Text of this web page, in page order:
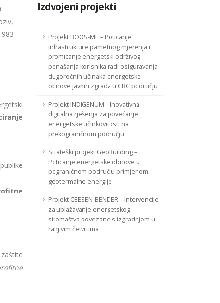
Izdvojeni projekti
Projekt BOOS-ME – Poticanje
infrastrukture pametnog mjerenja i
promicanje energetski održivog
ponašanja korisnika radi osiguravanja
dugoročnih učinaka energetske
obnove javnih zgrada u CBC području
Projekt INDIGENUM – Inovativna
digitalna rješenja za povećanje
energetske učinkovitosti na
prekograničnom području
Strateški projekt GeoBuilding –
Poticanje energetske obnove u
pograničnom području primjenom
geotermalne energije
Projekt CEESEN-BENDER – Intervencije
za ublažavanje energetskog
siromaštva povezane s izgradnjom u
ranjivim četvrtima